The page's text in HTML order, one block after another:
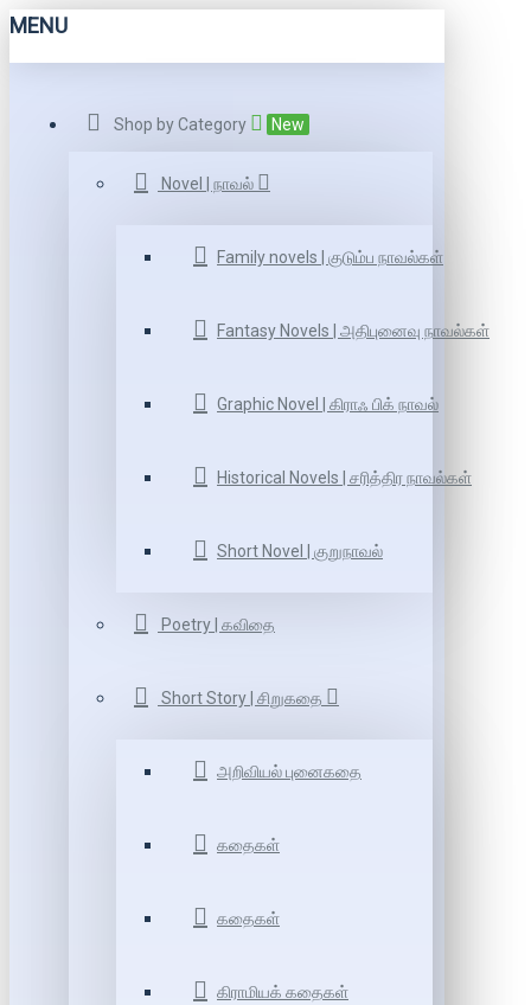
MENU
Shop by Category New
Novel | நாவல்
Family novels | குடும்ப நாவல்கள்
Fantasy Novels | அதிபுனைவு நாவல்கள்
Graphic Novel | கிராஃ பிக் நாவல்
Historical Novels | சரித்திர நாவல்கள்
Short Novel | குறுநாவல்
Poetry | கவிதை
Short Story | சிறுகதை
அறிவியல் புனைகதை
கதைகள்
கதைகள்
கிராமியக் கதைகள்